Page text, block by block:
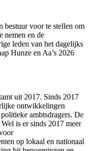
bestuur voor te stellen om
nemen en de
leden van het dagelijks
Hunze en Aa’s 2026
uit 2017. Sinds 2017
ontwikkelingen
ambtsdragers. De
is er sinds 2017 meer
op lokaal en nationaal